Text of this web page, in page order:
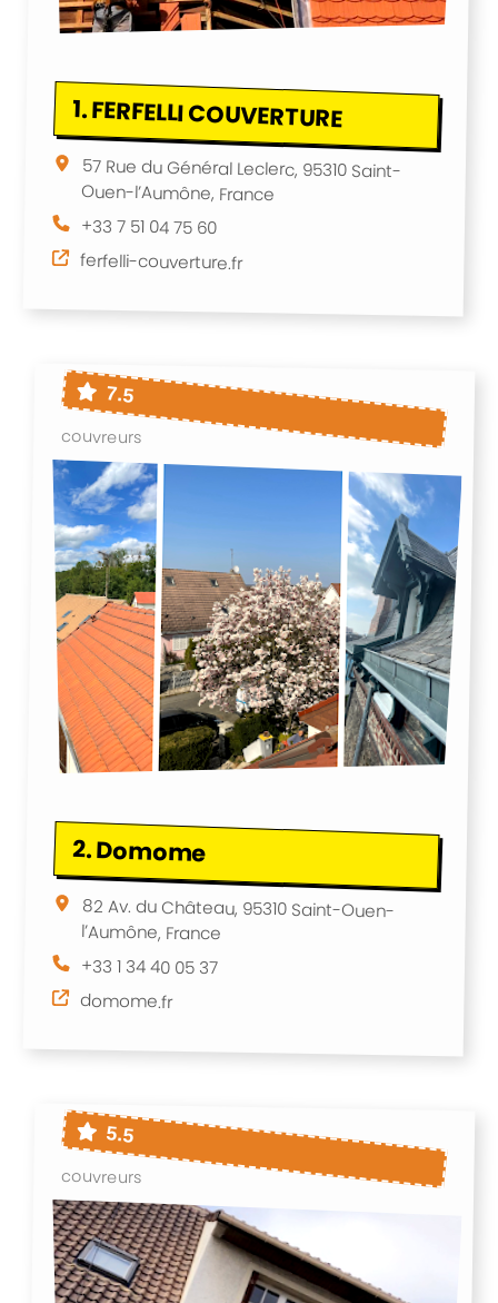
1.FERFELLI COUVERTURE
57 Rue du Général Leclerc, 95310 Saint-
Ouen-l’Aumône, France
+33 7 51 04 75 60
ferfelli-couverture.fr
7.5
couvreurs
2.Domome
82 Av. du Château, 95310 Saint-Ouen-
l’Aumône, France
+33 1 34 40 05 37
domome.fr
5.5
couvreurs